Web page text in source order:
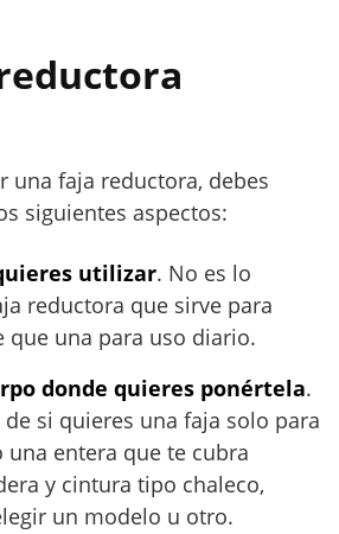
una faja reductora, debes
siguientes aspectos:
utilizar. No es lo
reductora que sirve para
que una para uso diario.
donde quieres ponértela.
si quieres una faja solo para
una entera que te cubra
y cintura tipo chaleco,
un modelo u otro.